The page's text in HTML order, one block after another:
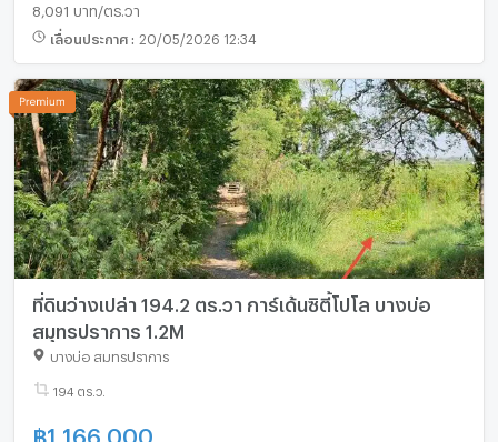
8,091 บาท/ตร.วา
เลื่อนประกาศ : 20/05/2026 12:34
ที่ดินว่างเปล่า 194.2 ตร.วา การ์เด้นซิตี้โปโล บางบ่อ
สมุทรปราการ 1.2M
บางบ่อ สมุทรปราการ
194 ตร.ว.
฿1,166,000